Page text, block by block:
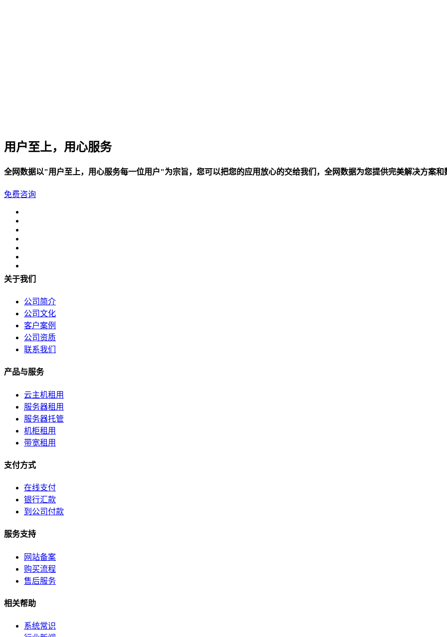
100G直连国际带宽
美国数据中心机房
游戏解决方案
负载均衡解决方案
关于我们
公司简介
联系方式
加入我们
企业文化
用户至上，用心服务
全网数据以"用户至上，用心服务每一位用户"为宗旨，您可以把您的应用放心的交给我们，全网数据为您提供完美解决方案和
免费咨询
关于我们
公司简介
公司文化
客户案例
公司资质
联系我们
产品与服务
云主机租用
服务器租用
服务器托管
机柜租用
带宽租用
支付方式
在线支付
银行汇款
到公司付款
服务支持
网站备案
购买流程
售后服务
相关帮助
系统常识